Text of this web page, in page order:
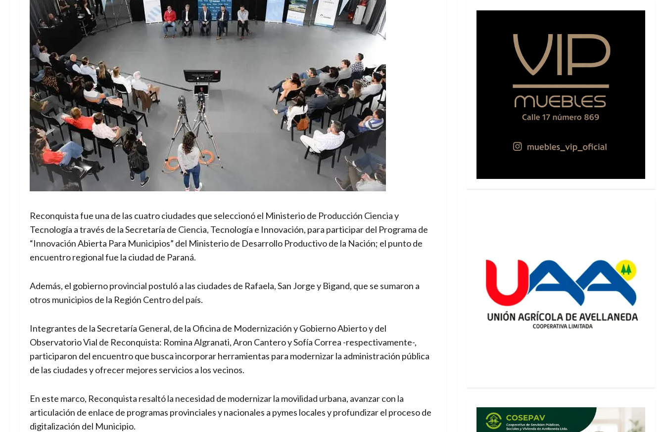
Reconquista fue una de las cuatro ciudades que seleccionó el Ministerio de Producción Ciencia y
Tecnología a través de la Secretaría de Ciencia, Tecnología e Innovación, para participar del Programa de
“Innovación Abierta Para Municipios” del Ministerio de Desarrollo Productivo de la Nación; el punto de
encuentro regional fue la ciudad de Paraná.
Además, el gobierno provincial postuló a las ciudades de Rafaela, San Jorge y Bigand, que se sumaron a
otros municipios de la Región Centro del país.
Integrantes de la Secretaría General, de la Oficina de Modernización y Gobierno Abierto y del
Observatorio Vial de Reconquista: Romina Algranati, Aron Cantero y Sofía Correa -respectivamente-,
participaron del encuentro que busca incorporar herramientas para modernizar la administración pública
de las ciudades y ofrecer mejores servicios a los vecinos.
En este marco, Reconquista resaltó la necesidad de modernizar la movilidad urbana, avanzar con la
articulación de enlace de programas provinciales y nacionales a pymes locales y profundizar el proceso de
digitalización del Municipio.